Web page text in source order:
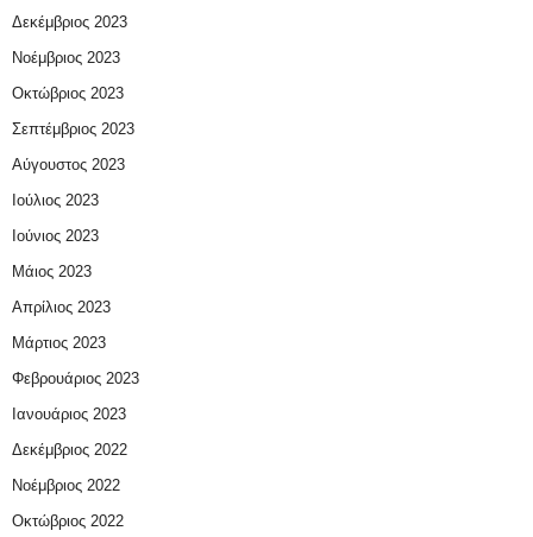
Δεκέμβριος 2023
Νοέμβριος 2023
Οκτώβριος 2023
Σεπτέμβριος 2023
Αύγουστος 2023
Ιούλιος 2023
Ιούνιος 2023
Μάιος 2023
Απρίλιος 2023
Μάρτιος 2023
Φεβρουάριος 2023
Ιανουάριος 2023
Δεκέμβριος 2022
Νοέμβριος 2022
Οκτώβριος 2022